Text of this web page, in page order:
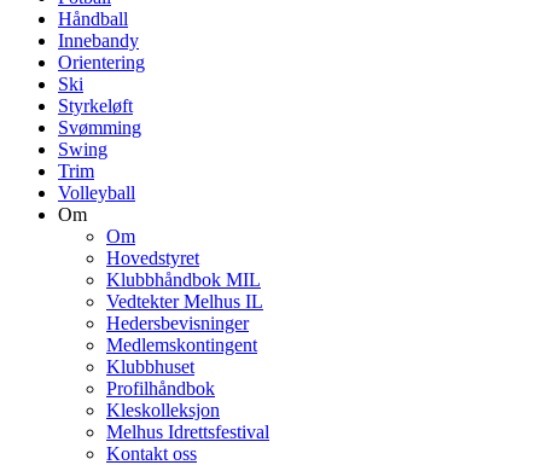
Håndball
Innebandy
Orientering
Ski
Styrkeløft
Svømming
Swing
Trim
Volleyball
Om
Om
Hovedstyret
Klubbhåndbok MIL
Vedtekter Melhus IL
Hedersbevisninger
Medlemskontingent
Klubbhuset
Profilhåndbok
Kleskolleksjon
Melhus Idrettsfestival
Kontakt oss